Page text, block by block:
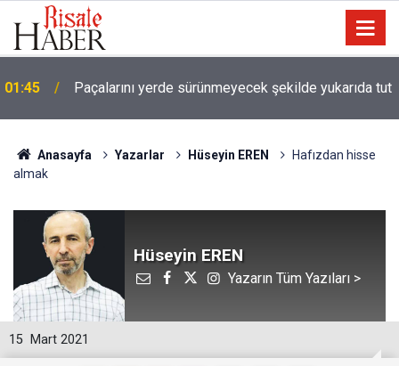
01:45 Paçalarını yerde sürünmeyecek şekilde yukarıda tut
Anasayfa Yazarlar Hüseyin EREN
Hafızdan hisse
almak
Hüseyin EREN
Yazarın Tüm Yazıları >
15 Mart 2021